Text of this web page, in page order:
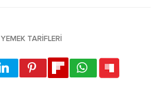
YEMEK TARIFLERI